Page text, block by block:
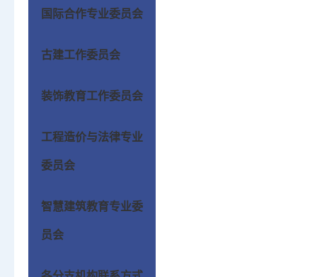
国际合作专业委员会
古建工作委员会
装饰教育工作委员会
工程造价与法律专业
委员会
智慧建筑教育专业委
员会